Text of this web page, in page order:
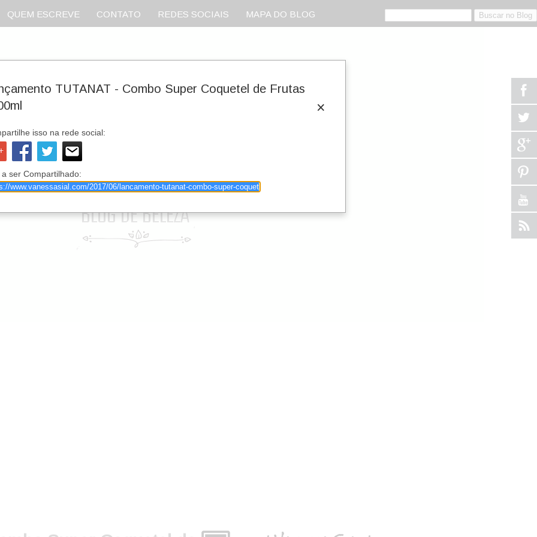
QUEM ESCREVE CONTATO REDES SOCIAIS MAPA DO BLOG
TUTANAT - Combo Super Coquetel de Frutas
×
isso na rede social:
a ser Compartilhado: